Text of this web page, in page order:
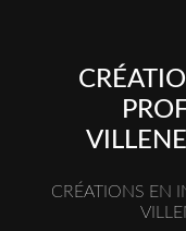
CRÉATIONS EN